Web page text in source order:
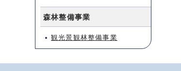
森林整備事業
観光景観林整備事業